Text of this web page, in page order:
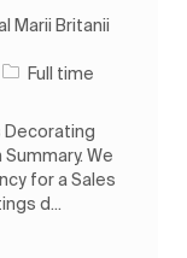
Marii Britanii
Tipul postului
Full time
Decorating
We
for a Sales
d...